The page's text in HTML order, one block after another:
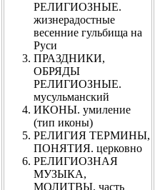
РЕЛИГИОЗНЫЕ.
жизнерадостные
весенние гульбища на
Руси
ПРАЗДНИКИ,
ОБРЯДЫ
РЕЛИГИОЗНЫЕ.
мусульманский
ИКОНЫ. умиление
(тип иконы)
РЕЛИГИЯ ТЕРМИНЫ,
ПОНЯТИЯ. церковно
РЕЛИГИОЗНАЯ
МУЗЫКА,
МОЛИТВЫ. часть